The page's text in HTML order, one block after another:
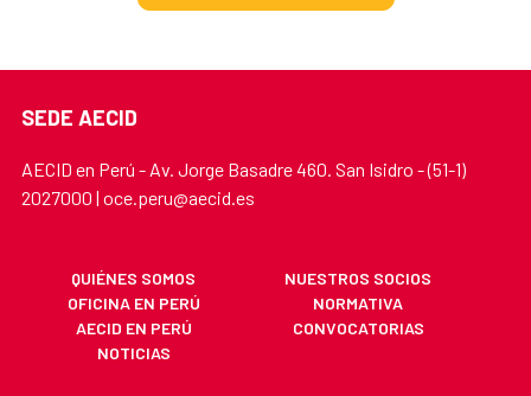
SEDE AECID
AECID en Perú - Av. Jorge Basadre 460. San Isidro - (51-1)
2027000 | oce.peru@aecid.es
QUIÉNES SOMOS
NUESTROS SOCIOS
OFICINA EN PERÚ
NORMATIVA
AECID EN PERÚ
CONVOCATORIAS
NOTICIAS